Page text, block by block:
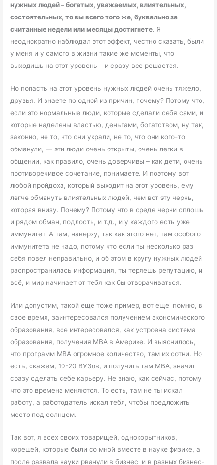
нужных людей – богатых, уважаемых, влиятельных,
состоятельных, то вы всего того же, буквально за
считанные недели или месяцы достигнете. Я
неоднократно наблюдал этот эффект, честно сказать, были
у меня и у самого в жизни такие же моменты, что
выходишь на этот уровень – и сразу все решается.
Но попасть на этот уровень нужных людей очень тяжело,
друзья. И знаете по одной из причин, почему? Потому что,
если это нормальные люди, которые сделали себя сами, и
которые наделены властью, деньгами, богатством, ну так,
законно, не то, что они украли, не то, что они кого-то
обманули, — эти люди очень открыты, очень легки в
общении, как правило, очень доверчивы – как дети, очень
противоречивое сочетание, понимаете. И поэтому вот
любой пройдоха, который выходит на этот уровень, ему
легче обмануть влиятельных людей, чем вот эту чернь,
которая внизу. Почему? Потому что в среде черни сплошь
и рядом обман, подлость, и т.д., и у каждого есть уже
иммунитет. А там, наверху, так как этого нет, там особого
иммунитета не надо, потому что если ты несколько раз
себя повел неправильно, и об этом в кругу нужных людей
распространилась информация, ты теряешь репутацию, и
всё, и мир начинает от тебя как бы отворачиваться.
Или допустим, такой еще тоже пример, вот еще, помню, в
свое время, заинтересовался получением экономического
образования, все интересовался, как устроена система
образования, получения МВА в Америке. И выяснилось,
что программ МВА огромное количество, там их сотни. Но
есть, скажем, 10-20 ВУЗов, и получить там МВА, значит
сразу сделать себе карьеру. Не знаю, как сейчас, потому
что это времена меняются. То есть, там не ты искал
работу, а работодатель искал тебя, чтобы предложить
место под солнцем.
Так вот, я всех своих товарищей, однокорытников,
корешей, которые были со мной вместе в науке физике, а
после развала науки рванули в бизнес, и в разных бизнес-